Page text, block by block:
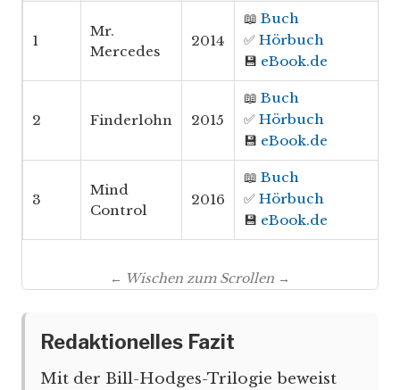
1
Mr.
Mercedes
2014
📖 Buch
✅ Hörbuch
💾 eBook.de
2 Finderlohn 2015
📖 Buch
✅ Hörbuch
💾 eBook.de
3
Mind
Control
2016
📖 Buch
✅ Hörbuch
💾 eBook.de
← Wischen zum Scrollen →
Redaktionelles Fazit
Mit der Bill-Hodges-Trilogie beweist